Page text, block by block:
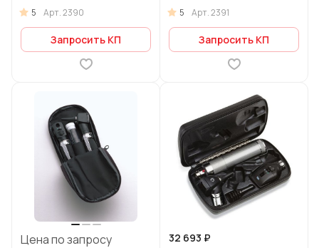
5 Арт.2390
Запросить КП
5 Арт.2391
Запросить КП
Цена по запросу
32 693 ₽